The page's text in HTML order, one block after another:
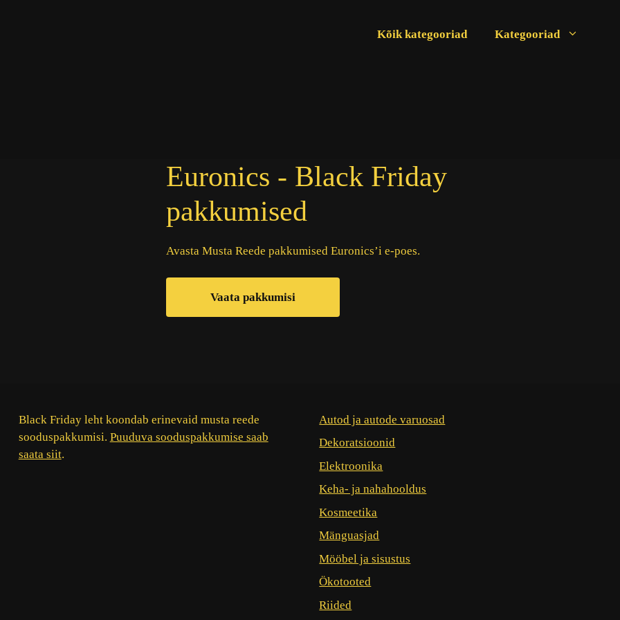
Kõik kategooriad Kategooriad
Euronics - Black Friday
pakkumised
Avasta Musta Reede pakkumised Euronics’i e-poes.
Vaata pakkumisi
Black Friday leht koondab erinevaid musta reede
sooduspakkumisi. Puuduva sooduspakkumise saab
saata siit.
Autod ja autode varuosad
Dekoratsioonid
Elektroonika
Keha- ja nahahooldus
Kosmeetika
Mänguasjad
Mööbel ja sisustus
Ökotooted
Riided